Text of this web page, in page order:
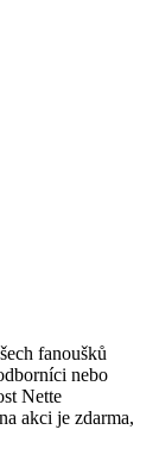
fanoušků
nebo
Nette
akci je zdarma,